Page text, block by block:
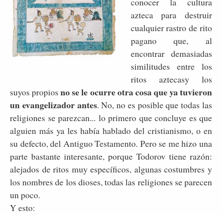
azteca para destruir
cualquier rastro de rito
pagano que, al
encontrar demasiadas
similitudes entre los
ritos aztecasy los
suyos propiosno se le ocurre otra cosa que ya tuvieron
un evangelizador antes. No, no es posible que todas las
religiones se parezcan... lo primero que concluye es que
alguien más ya les había hablado del cristianismo, o en
su defecto, del Antiguo Testamento. Pero se me hizo una
parte bastante interesante, porque Todorov tiene razón:
alejados de ritos muy específicos, algunas costumbres y
los nombres de los dioses, todas las religiones se parecen
un poco.
Y esto: